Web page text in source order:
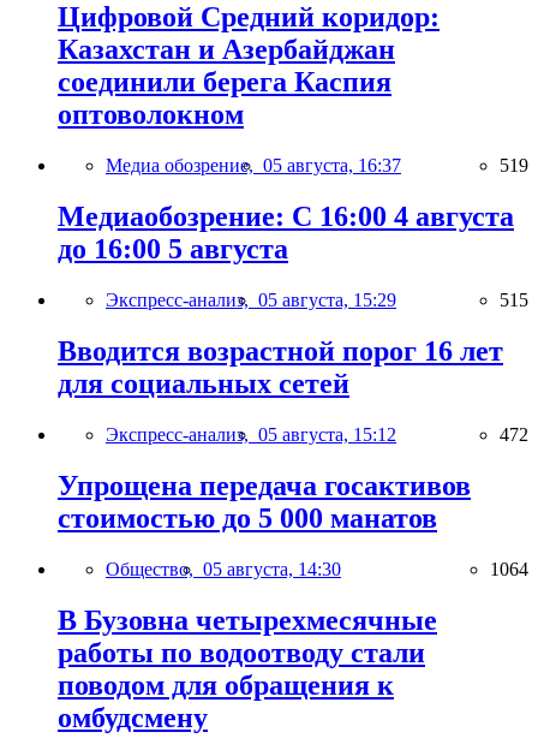
Цифровой Средний коридор:
Казахстан и Азербайджан
соединили берега Каспия
оптоволокном
Медиа обозрение, 05 августа, 16:37 519
Медиаобозрение: С 16:00 4 августа
до 16:00 5 августа
Экспресс-анализ, 05 августа, 15:29 515
Вводится возрастной порог 16 лет
для социальных сетей
Экспресс-анализ, 05 августа, 15:12 472
Упрощена передача госактивов
стоимостью до 5 000 манатов
Общество, 05 августа, 14:30 1064
В Бузовна четырехмесячные
работы по водоотводу стали
поводом для обращения к
омбудсмену